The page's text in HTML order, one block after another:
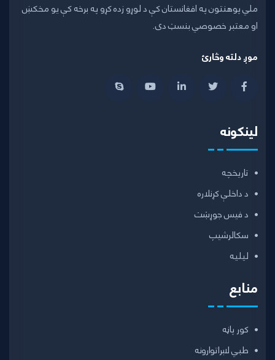
ملي پوهنتون په افغانستان کې د لوړو زده کړو په برخه کې یو مخکښ
او معتبر خصوصي بنسټ دی.
موږ دلته وڅارئ
لینکونه
تاریخچه
د داخلې کړنلاره
د فیس جوړښت
سکالرشیپ
ليليه
منابع
کور پاڼه
طبي لابراتوارونه